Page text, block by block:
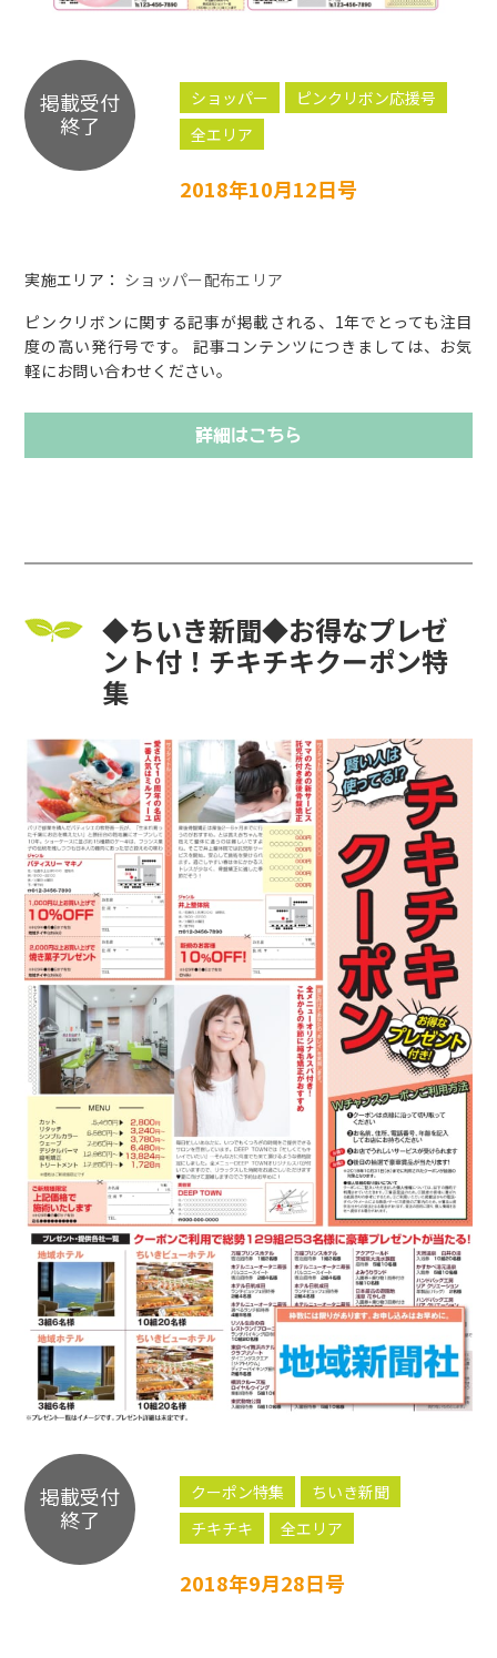
掲載受付
終了
ショッパー
ピンクリボン応援号
全エリア
2018年10月12日号
実施エリア： ショッパー配布エリア
ピンクリボンに関する記事が掲載される、1年でとっても注目
度の高い発行号です。 記事コンテンツにつきましては、お気
軽にお問い合わせください。
詳細はこちら
◆ちいき新聞◆お得なプレゼ
ント付！チキチキクーポン特
集
掲載受付
終了
クーポン特集
ちいき新聞
チキチキ
全エリア
2018年9月28日号